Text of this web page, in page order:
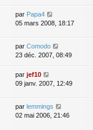
par Papa4
05 mars 2008, 18:17
par Comodo
23 déc. 2007, 08:49
par jef10
09 janv. 2007, 12:49
par lemmings
02 mai 2006, 21:46